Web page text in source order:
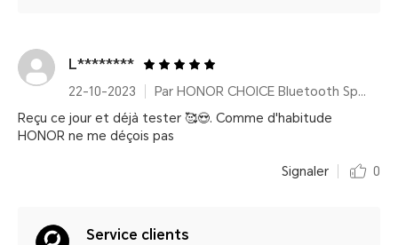
L********
22-10-2023
Par HONOR CHOICE Bluetooth Speaker
Reçu ce jour et déjà tester 🥰😍. Comme d'habitude
HONOR ne me déçois pas
Signaler 0
Service clients